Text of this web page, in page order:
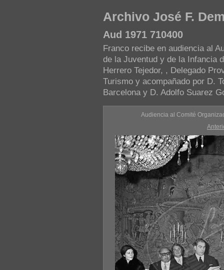
Archivo José F.
Aud 1971 710400
Franco recibe en audiencia al
de la Juventud y de la Infancia
Herrero Tejedor, , Delegado
Turismo y acompañado por D.
Barcelona y D. Adolfo Suarez
Audiencia al Comité